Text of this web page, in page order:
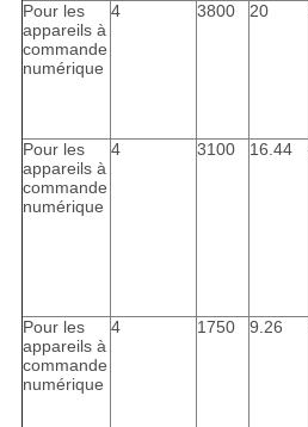
Pour les
appareils à
commande
numérique
4 3800 20
Pour les
appareils à
commande
numérique
4 3100 16.44
Pour les
appareils à
commande
numérique
4 1750 9.26